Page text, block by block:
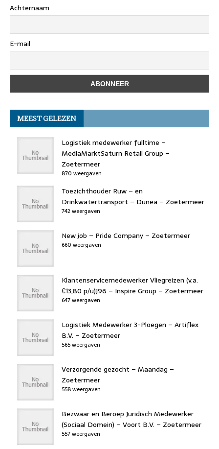
Achternaam
E-mail
MEEST GELEZEN
Logistiek medewerker fulltime –
MediaMarktSaturn Retail Group –
Zoetermeer
870 weergaven
Toezichthouder Ruw – en
Drinkwatertransport – Dunea – Zoetermeer
742 weergaven
New job – Pride Company – Zoetermeer
660 weergaven
Klantenservicemedewerker Vliegreizen (v.a.
€13,80 p/u)J96 – Inspire Group – Zoetermeer
647 weergaven
Logistiek Medewerker 3-Ploegen – Artiflex
B.V. – Zoetermeer
565 weergaven
Verzorgende gezocht – Maandag –
Zoetermeer
558 weergaven
Bezwaar en Beroep Juridisch Medewerker
(Sociaal Domein) – Voort B.V. – Zoetermeer
557 weergaven